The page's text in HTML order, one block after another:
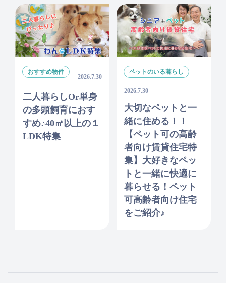
おすすめ物件
2026.7.30
二人暮らしor単身
の多頭飼育におす
すめ♪40㎡以上の１
LDK特集
ペットのいる暮らし
2026.7.30
大切なペットと一
緒に住める！！
【ペット可の高齢
者向け賃貸住宅特
集】大好きなペッ
トと一緒に快適に
暮らせる！ペット
可高齢者向け住宅
をご紹介♪